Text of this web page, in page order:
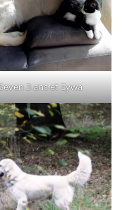
3 ans et Eywa